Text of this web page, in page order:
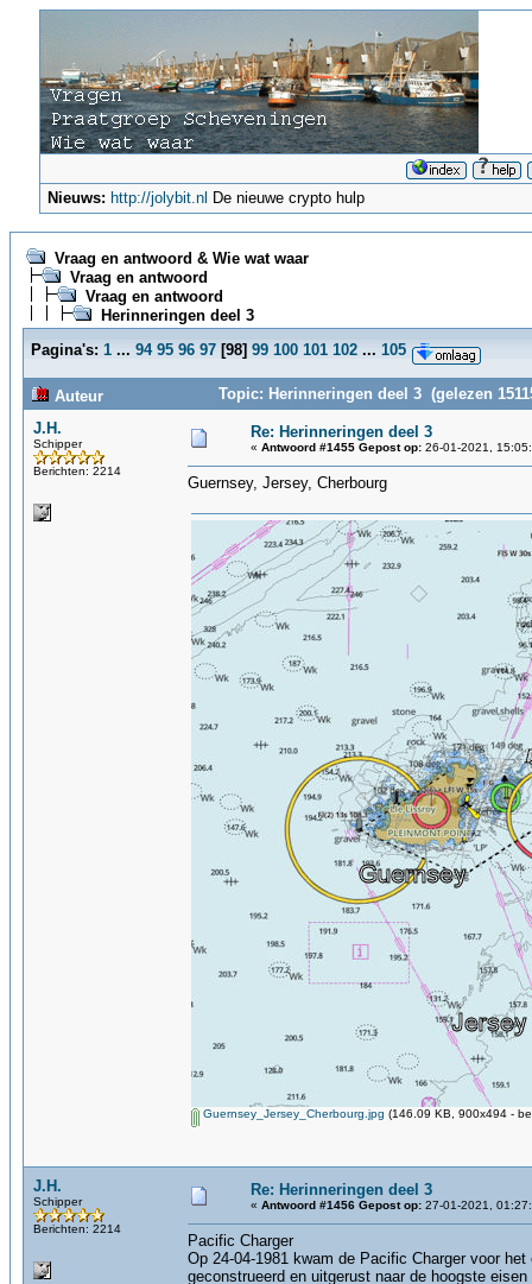
Nieuws: http://jolybit.nl De nieuwe crypto hulp
Vraag en antwoord & Wie wat waar
Vraag en antwoord
Vraag en antwoord
Herinneringen deel 3
Pagina's: 1 ... 94 95 96 97 [98] 99 100 101 102 ... 105
Auteur
Topic: Herinneringen deel 3 (gelezen
J.H.
Schipper
Berichten: 2214
Re: Herinneringen deel 3
« Antwoord #1455 Gepost op: 26-01-2021,
Guernsey, Jersey, Cherbourg
Guernsey_Jersey_Cherbourg.jpg (146.09 KB, 900x494 -
J.H.
Schipper
Berichten: 2214
Re: Herinneringen deel 3
« Antwoord #1456 Gepost op: 27-01-2021,
Pacific Charger
Op 24-04-1981 kwam de Pacific Charger voor
geconstrueerd en uitgerust naar de hoogste